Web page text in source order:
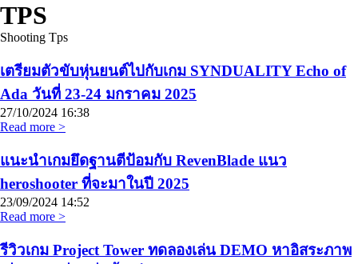
TPS
Shooting Tps
เตรียมตัวขับหุ่นยนต์ไปกับเกม SYNDUALITY Echo of
Ada วันที่ 23-24 มกราคม 2025
27/10/2024 16:38
Read more >
แนะนำเกมยึดฐานตีป้อมกับ RevenBlade แนว
heroshooter ที่จะมาในปี 2025
23/09/2024 14:52
Read more >
รีวิวเกม Project Tower ทดลองเล่น DEMO หาอิสระภาพ